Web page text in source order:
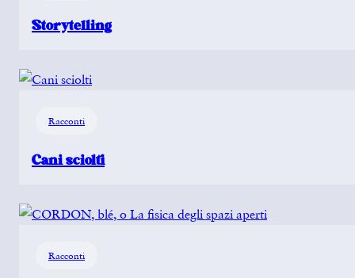
Storytelling
Racconti
Cani sciolti
Racconti